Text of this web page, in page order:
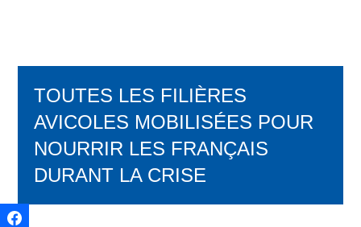
TOUTES LES FILIÈRES
AVICOLES MOBILISÉES POUR
NOURRIR LES FRANÇAIS
DURANT LA CRISE